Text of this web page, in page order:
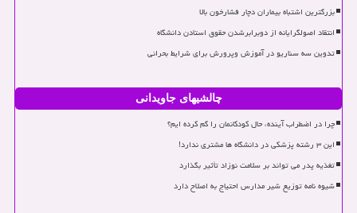
بزرگترین اشتباه بیماران دچار فشارخون بالا
انتقاد اصولگرایانه از دوبرابرشدن حقوق استادن دانشگاه
تدوین سه سناریو در آموزش وپرورش برای شرایط بحرانی
چالشیهای جاویدانی
چرا در اضطراب آینده، حال کودکانمان را گم کرده ایم؟
این ۳ رشته پزشکی در دانشگاه ها مشتری ندارد!
تغذیه پدر می تواند بر سلامت نوزاد تأثیر بگذارد
شیوه نامه توزیع شیر مدارس احتیاج به اصلاح دارد